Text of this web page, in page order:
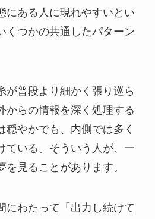
にある人に現れやすいとい
くつかの共通したパターン
が普段より細かく張り巡ら
からの情報を深く処理する
穏やかでも、内側では多く
ている。そういう人が、一
見ることがあります。
にわたって「出力し続けて